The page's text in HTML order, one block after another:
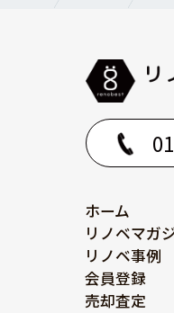
ホーム
リノベマガ
リノベ事例
会員登録
売却査定